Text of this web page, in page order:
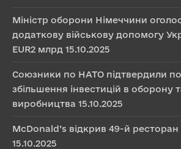
Міністр оборони Німеччини
додаткову військову допомогу
EUR2 млрд 15.10.2025
Союзники по НАТО підтвердили
збільшення інвестицій в оборону
виробництва 15.10.2025
McDonald’s відкрив 49-й ресторан
15.10.2025